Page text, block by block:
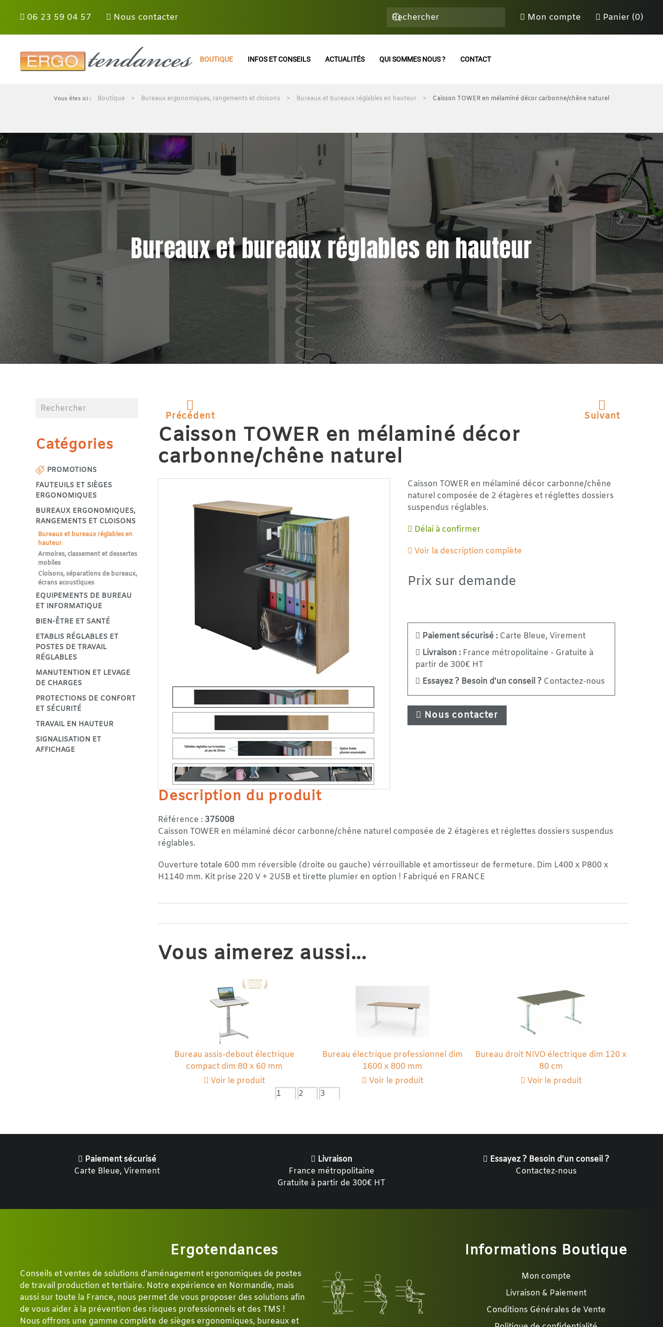
06 23 59 04 57 Nous contacter Mon compte Panier (0)
BOUTIQUE INFOS ET CONSEILS ACTUALITÉS QUI SOMMES NOUS ? CONTACT
Boutique Bureaux ergonomiques, rangements et cloisons Bureaux et bureaux réglables en hauteur Caisson TOWER en mélaminé décor carbonne/chêne naturel
Bureaux et bureaux réglables en hauteur
Précédent Suivant
Caisson TOWER en mélaminé décor
carbonne/chêne naturel
Caisson TOWER en mélaminé décor carbonne/chêne
naturel composée de 2 étagères et réglettes dossiers
suspendus réglables.
Délai à confirmer
Voir la description complète
Prix sur demande
Paiement sécurisé :Carte Bleue, Virement
Livraison :France métropolitaine - Gratuite à
partir de 300€ HT
Essayez ? Besoin d'un conseil ?Contactez-nous
Nous contacter
Description du produit
Référence : 375008
Caisson TOWER en mélaminé décor carbonne/chêne naturel composée de 2 étagères et réglettes dossiers suspendus
réglables.
Ouverture totale 600 mm réversible (droite ou gauche) vérrouillable et amortisseur de fermeture. Dim L400 x P800 x
H1140 mm. Kit prise 220 V + 2USB et tirette plumier en option ! Fabriqué en FRANCE
Vous aimerez aussi...
Bureau assis-debout électrique
compact dim 80 x 60 mm
Voir le produit
Bureau électrique professionnel dim
1600 x 800 mm
Voir le produit
Bureau droit NIVO électrique dim 120 x
80 cm
Voir le produit
1
2 3
Catégories
PROMOTIONS
FAUTEUILS ET SIÈGES
ERGONOMIQUES
BUREAUX ERGONOMIQUES,
RANGEMENTS ET CLOISONS
Bureaux et bureaux réglables en
hauteur
Armoires, classement et dessertes
mobiles
Cloisons, séparations de bureaux,
écrans acoustiques
EQUIPEMENTS DE BUREAU
ET INFORMATIQUE
BIEN-ÊTRE ET SANTÉ
ETABLIS RÉGLABLES ET
POSTES DE TRAVAIL
RÉGLABLES
MANUTENTION ET LEVAGE
DE CHARGES
PROTECTIONS DE CONFORT
ET SÉCURITÉ
TRAVAIL EN HAUTEUR
SIGNALISATION ET
AFFICHAGE
Paiement sécurisé
Carte Bleue, Virement
Livraison
France métropolitaine
Gratuite à partir de 300€ HT
Essayez ? Besoin d'un conseil ?
Contactez-nous
Ergotendances
Conseils et ventes de solutions d'aménagement ergonomiques de postes
de travail production et tertiaire. Notre expérience en Normandie, mais
aussi sur toute la France, nous permet de vous proposer des solutions afin
de vous aider à la prévention des risques professionnels et des TMS !
Nous offrons une gamme complète de sièges ergonomiques, bureaux et
Informations Boutique
Mon compte
Livraison & Paiement
Conditions Générales de Vente